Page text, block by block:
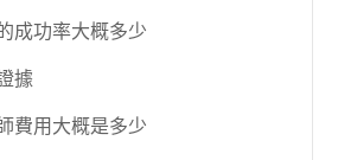
成功率大概多少
據
費用大概是多少